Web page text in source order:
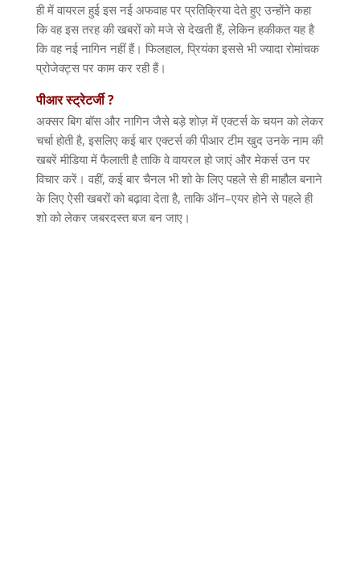
ही में वायरल हुई इस नई अफवाह पर प्रतिक्रिया देते हुए उन्होंने कहा
कि वह इस तरह की खबरों को मजे से देखती हैं, लेकिन हकीकत यह है
कि वह नई नागिन नहीं हैं। फिलहाल, प्रियंका इससे भी ज्यादा रोमांचक
प्रोजेक्ट्स पर काम कर रही हैं।
पीआरस्ट्रेटर्जी?
अक्सर बिग बॉस और नागिन जैसे बड़े शोज़ में एक्टर्स के चयन को लेकर
चर्चा होती है, इसलिए कई बार एक्टर्स की पीआर टीम खुद उनके नाम की
खबरें मीडिया में फैलाती है ताकि वे वायरल हो जाएं और मेकर्स उन पर
विचार करें। वहीं, कई बार चैनल भी शो के लिए पहले से ही माहौल बनाने
के लिए ऐसी खबरों को बढ़ावा देता है, ताकि ऑन–एयर होने से पहले ही
शो को लेकर जबरदस्त बज बन जाए।